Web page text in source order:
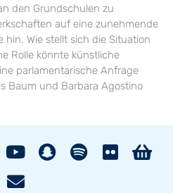
den Grundschulen zu
auf eine zunehmende
hin. Wie stellt sich die Situation
Rolle könnte künstliche
parlamentarische Anfrage
Baum und Barbara Agostino